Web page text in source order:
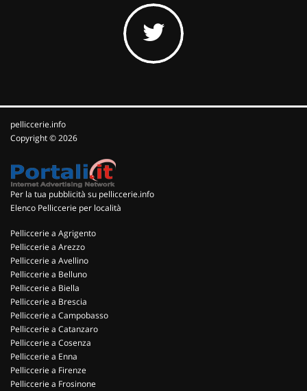
pelliccerie.info
Copyright © 2026
Per la tua pubblicità su pelliccerie.info
Elenco Pelliccerie per località
Pelliccerie a Agrigento
Pelliccerie a Arezzo
Pelliccerie a Avellino
Pelliccerie a Belluno
Pelliccerie a Biella
Pelliccerie a Brescia
Pelliccerie a Campobasso
Pelliccerie a Catanzaro
Pelliccerie a Cosenza
Pelliccerie a Enna
Pelliccerie a Firenze
Pelliccerie a Frosinone